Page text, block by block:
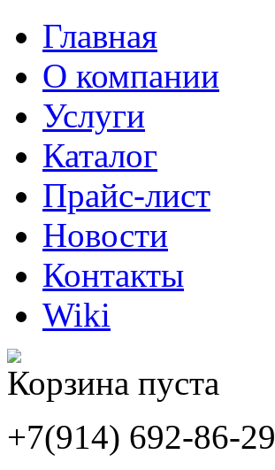
Главная
О компании
Услуги
Каталог
Прайс-лист
Новости
Контакты
Wiki
Корзина пуста
+7(914) 692-86-29